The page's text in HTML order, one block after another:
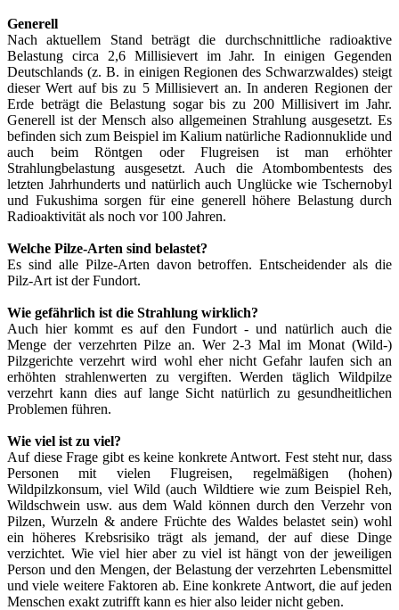
Generell
Nach aktuellem Stand beträgt die durchschnittliche radioaktive
Belastung circa 2,6 Millisievert im Jahr. In einigen Gegenden
Deutschlands (z. B. in einigen Regionen des Schwarzwaldes) steigt
dieser Wert auf bis zu 5 Millisievert an. In anderen Regionen der
Erde beträgt die Belastung sogar bis zu 200 Millisivert im Jahr.
Generell ist der Mensch also allgemeinen Strahlung ausgesetzt. Es
befinden sich zum Beispiel im Kalium natürliche Radionnuklide und
auch beim Röntgen oder Flugreisen ist man erhöhter
Strahlungbelastung ausgesetzt. Auch die Atombombentests des
letzten Jahrhunderts und natürlich auch Unglücke wie Tschernobyl
und Fukushima sorgen für eine generell höhere Belastung durch
Radioaktivität als noch vor 100 Jahren.
Welche Pilze-Arten sind belastet?
Es sind alle Pilze-Arten davon betroffen. Entscheidender als die
Pilz-Art ist der Fundort.
Wie gefährlich ist die Strahlung wirklich?
Auch hier kommt es auf den Fundort - und natürlich auch die
Menge der verzehrten Pilze an. Wer 2-3 Mal im Monat (Wild-)
Pilzgerichte verzehrt wird wohl eher nicht Gefahr laufen sich an
erhöhten strahlenwerten zu vergiften. Werden täglich Wildpilze
verzehrt kann dies auf lange Sicht natürlich zu gesundheitlichen
Problemen führen.
Wie viel ist zu viel?
Auf diese Frage gibt es keine konkrete Antwort. Fest steht nur, dass
Personen mit vielen Flugreisen, regelmäßigen (hohen)
Wildpilzkonsum, viel Wild (auch Wildtiere wie zum Beispiel Reh,
Wildschwein usw. aus dem Wald können durch den Verzehr von
Pilzen, Wurzeln & andere Früchte des Waldes belastet sein) wohl
ein höheres Krebsrisiko trägt als jemand, der auf diese Dinge
verzichtet. Wie viel hier aber zu viel ist hängt von der jeweiligen
Person und den Mengen, der Belastung der verzehrten Lebensmittel
und viele weitere Faktoren ab. Eine konkrete Antwort, die auf jeden
Menschen exakt zutrifft kann es hier also leider nicht geben.